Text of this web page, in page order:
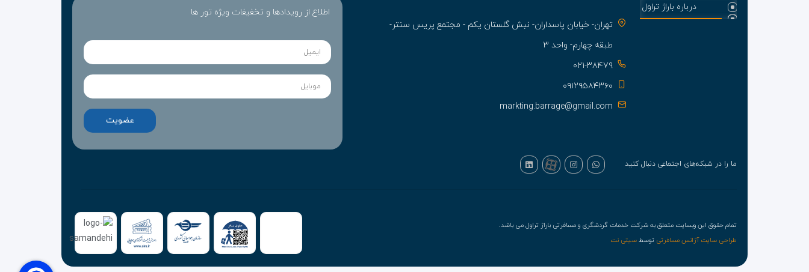
درباره باراژ تراول
تهران- خیابان پاسداران- نبش گلستان یکم - مجتمع پریس سنتر-
طبقه چهارم- واحد ۳
۰۲۱-۳۸۴۷۹
۰۹۱۲۹۵۸۴۳۶۰
markting.barrage@gmail.com
اطلاع از رویدادها و تخفیفات ویژه تور ها
ما را در شبکه‌های اجتماعی دنبال کنید
تمام حقوق این وبسایت متعلق به شرکت خدمات گردشگری و مسافرتی باراژ تراول می باشد.
طراحی سایت آژانس مسافرتی توسط سیتی نت